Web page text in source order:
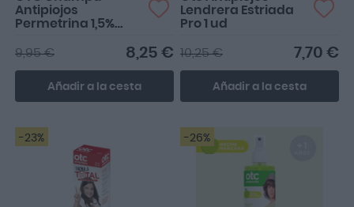
Antipiojos
Permetrina 1,5%
8,25 €
9,95 €
Añadir a la cesta
Lendrera Estriada
Pro 1 ud
7,70 €
10,25 €
Añadir a la cesta
-23% -26%